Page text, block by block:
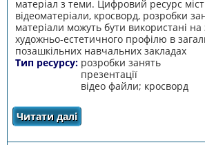
матеріал з теми. Цифровий ресурс
відеоматеріали, кросворд, розробки
матеріали можуть бути використані на
художньо-естетичного профілю в
позашкільних навчальних закладах
Тип ресурсу: розробки занять
презентації
відео файли; кросворд
Читати далі